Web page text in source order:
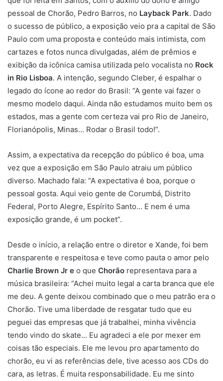
pessoal de Chorão, Pedro Barros, no Layback Park. Dado
o sucesso de público, a exposição veio pra a capital de São
Paulo com uma proposta e conteúdo mais intimista, com
cartazes e fotos nunca divulgadas, além de prêmios e
exibição da icônica camisa utilizada pelo vocalista no Rock
in Rio Lisboa. A intenção, segundo Cleber, é espalhar o
legado do ícone ao redor do Brasil: “A gente vai fazer o
mesmo modelo daqui. Ainda não estudamos muito bem os
estados, mas a gente com certeza vai pro Rio de Janeiro,
Florianópolis, Minas… Rodar o Brasil todo!”.
Assim, a expectativa da recepção do público é boa, uma
vez que a exposição em São Paulo atraiu um público
diverso. Machado fala: “A expectativa é boa, porque o
pessoal gosta. Aqui veio gente de Corumbá, Distrito
Federal, Porto Alegre, Espírito Santo… E nem é uma
exposição grande, é um pocket”.
Desde o início, a relação entre o diretor e Xande, foi bem
transparente e respeitosa e teve como pauta o amor pelo
Charlie Brown Jr e o que Chorão representava para a
música brasileira: “Achei muito legal a carta branca que ele
me deu. A gente deixou combinado que o meu patrão era o
Chorão. Tive uma liberdade de resgatar tudo que eu
peguei das empresas que já trabalhei, minha vivência
tendo vindo do skate… Eu agradeci a ele por mexer em
coisas tão especiais. Ele me levou pro apartamento do
chorão, eu vi as referências dele, tive acesso aos CDs do
cara, as letras. É muita responsabilidade. Eu me sinto